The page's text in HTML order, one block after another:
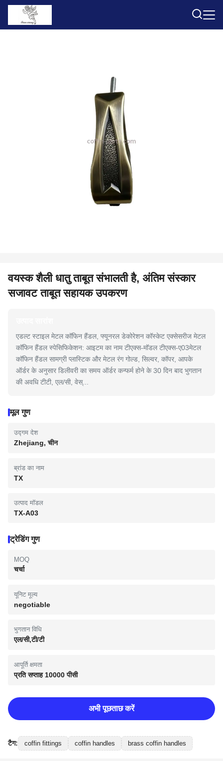
वयस्क शैली धातु ताबूत संभालती है, अंतिम संस्कार
सजावट ताबूत सहायक उपकरण
एडल्ट स्टाइल मेटल कॉफिन हैंडल, फ्यूनरल डेकोरेशन कॉस्केट एक्सेसरीज मेटल
कॉफिन हैंडल स्पेसिफिकेशन: आइटम का नाम टीएक्स-मॉडल टीएक्स-ए03मेटल
कॉफिन हैंडल सामग्री प्लास्टिक और मेटल रंग गोल्ड, सिल्वर, कॉपर, आपके
ऑर्डर के अनुसार डिलीवरी का समय ऑर्डर कन्फर्म होने के 30 दिन बाद भुगतान
की अवधि टीटी, एल/सी, वेस्...
मूल गुण
उद्गम देश
Zhejiang, चीन
ब्रांड का नाम
TX
उत्पाद मॉडल
TX-A03
ट्रेडिंग गुण
MOQ
चर्चा
यूनिट मूल्य
negotiable
भुगतान विधि
एल/सी,टी/टी
आपूर्ति क्षमता
प्रति सप्ताह 10000 पीसी
अभी पूछताछ करें
टैग: coffin fittings coffin handles brass coffin handles